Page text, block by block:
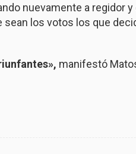
nuevamente a regidor y
los votos los que
manifestó